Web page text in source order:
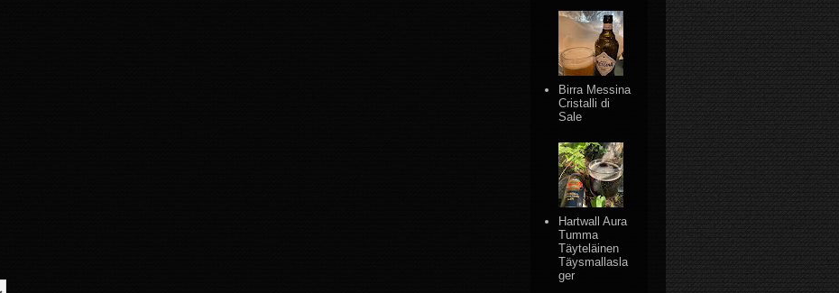
Birra Messina
Cristalli di
Sale
Hartwall Aura
Tumma
Täyteläinen
Täysmallasla
ger